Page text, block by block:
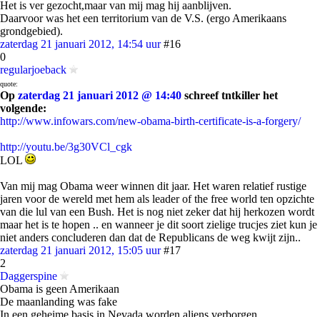
Het is ver gezocht,maar van mij mag hij aanblijven.
Daarvoor was het een territorium van de V.S. (ergo Amerikaans
grondgebied).
zaterdag 21 januari 2012, 14:54 uur #16
0
regularjoeback
quote:
Op zaterdag 21 januari 2012 @ 14:40 schreef tntkiller het
volgende:
http://www.infowars.com/new-obama-birth-certificate-is-a-forgery/
http://youtu.be/3g30VCl_cgk
LOL
Van mij mag Obama weer winnen dit jaar. Het waren relatief rustige
jaren voor de wereld met hem als leader of the free world ten opzichte
van die lul van een Bush. Het is nog niet zeker dat hij herkozen wordt
maar het is te hopen .. en wanneer je dit soort zielige trucjes ziet kun je
niet anders concluderen dan dat de Republicans de weg kwijt zijn..
zaterdag 21 januari 2012, 15:05 uur #17
2
Daggerspine
Obama is geen Amerikaan
De maanlanding was fake
In een geheime basis in Nevada worden aliens verborgen.